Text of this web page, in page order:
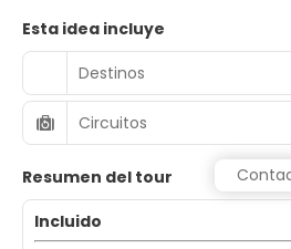
Esta idea incluye
Destinos
Circuitos
Resumen del tour
Incluido